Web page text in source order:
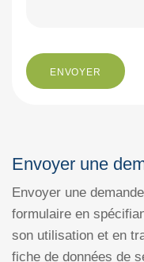
Envoyer une
Envoyer une
formulaire en
son utilisation et en
fiche de données de